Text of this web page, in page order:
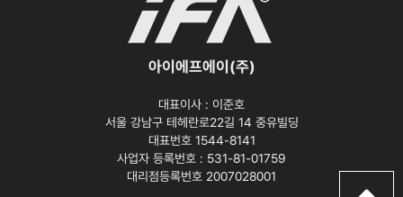
아이에프에이(주)
대표이사 : 이준호
서울 강남구 테헤란로22길 14 중유빌딩
대표번호 1544-8141
사업자 등록번호 : 531-81-01759
대리점등록번호 2007028001